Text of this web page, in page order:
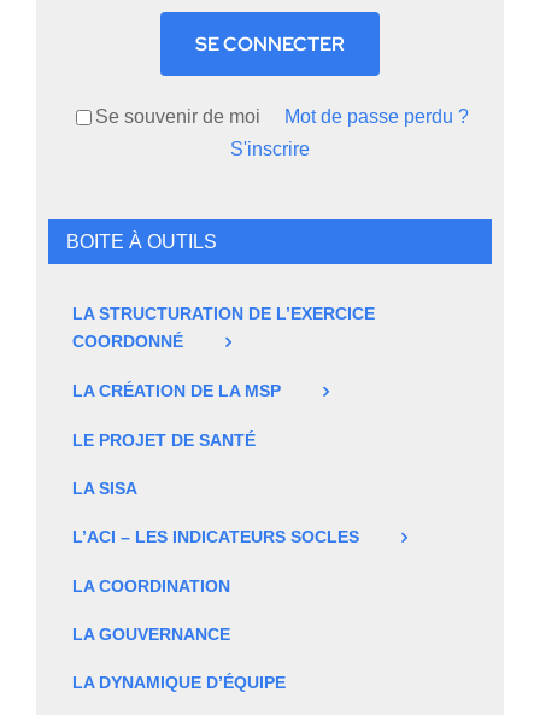
SE CONNECTER
Se souvenir de moi
Mot de passe perdu ?
S'inscrire
BOITE À OUTILS
LA STRUCTURATION DE L’EXERCICE
COORDONNÉ
LA CRÉATION DE LA MSP
LE PROJET DE SANTÉ
LA SISA
L’ACI – LES INDICATEURS SOCLES
LA COORDINATION
LA GOUVERNANCE
LA DYNAMIQUE D’ÉQUIPE